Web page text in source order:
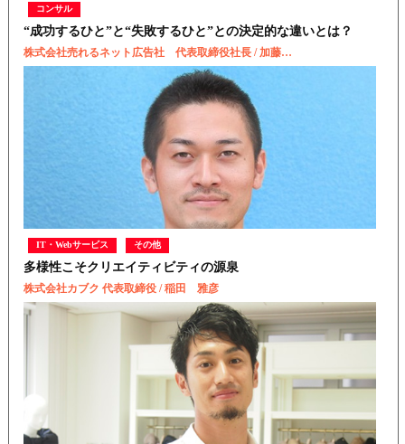
コンサル
“成功するひと”と“失敗するひと”との決定的な違いとは？
株式会社売れるネット広告社 代表取締役社長 / 加藤…
IT・Webサービス その他
多様性こそクリエイティビティの源泉
株式会社カブク 代表取締役 / 稲田 雅彦